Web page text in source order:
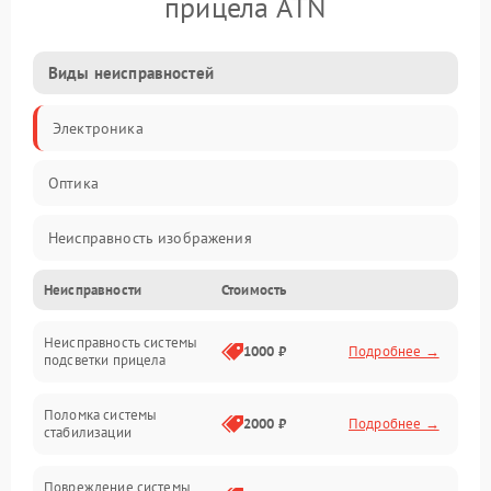
Виды неисправностей
Электроника
Оптика
Неисправность изображения
Механические повреждения
Неисправность фокусировки и оптики
Неисправности Стоимость
Неисправность системы
подсветки прицела
1000 ₽ Подробнее →
Поломка системы
стабилизации
2000 ₽ Подробнее →
Повреждение системы